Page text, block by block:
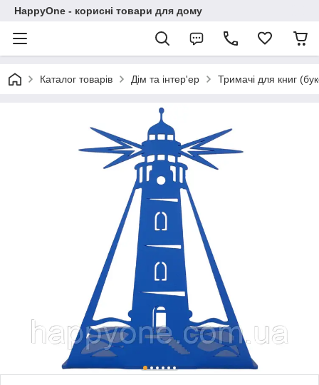
HappyOne - корисні товари для дому
Каталог товарів Дім та інтер'ер Тримачі для книг